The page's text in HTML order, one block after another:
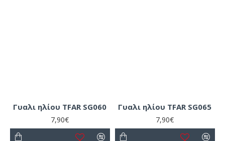
Γυαλι ηλίου TFAR SG060
7,90€
Γυαλι ηλίου TFAR SG065
7,90€